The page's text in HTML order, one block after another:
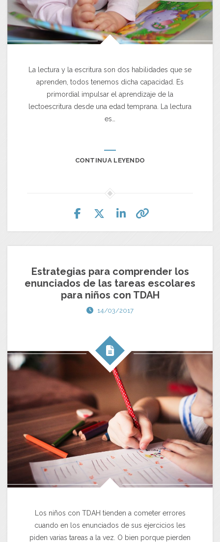
La lectura y la escritura son dos habilidades que se
aprenden, todos tenemos dicha capacidad. Es
primordial impulsar el aprendizaje de la
lectoescritura desde una edad temprana. La lectura
es…
CONTINUA LEYENDO
Estrategias para comprender los
enunciados de las tareas escolares
para niños con TDAH
14/03/2017
Los niños con TDAH tienden a cometer errores
cuando en los enunciados de sus ejercicios les
piden varias tareas a la vez. O bien porque pierden